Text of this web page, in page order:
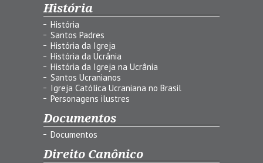
História
História
Santos Padres
História da Igreja
História da Ucrânia
História da Igreja na Ucrânia
Santos Ucranianos
Igreja Católica Ucraniana no Brasil
Personagens ilustres
Documentos
Documentos
Direito Canônico